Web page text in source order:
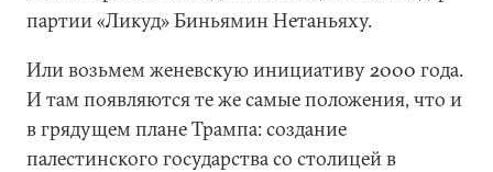
партии «Ликуд» Биньямин Нетаньяху.
Или возьмем женевскую инициативу 2000 года.
И там появляются те же самые положения, что и
в грядущем плане Трампа: создание
палестинского государства со столицей в